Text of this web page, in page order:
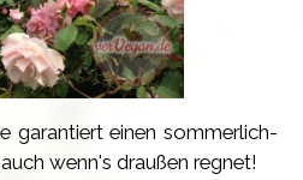
garantiert einen sommerlich-
wenn's draußen regnet!